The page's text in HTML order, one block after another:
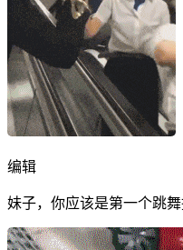
编辑
妹子，你应该是第一个跳